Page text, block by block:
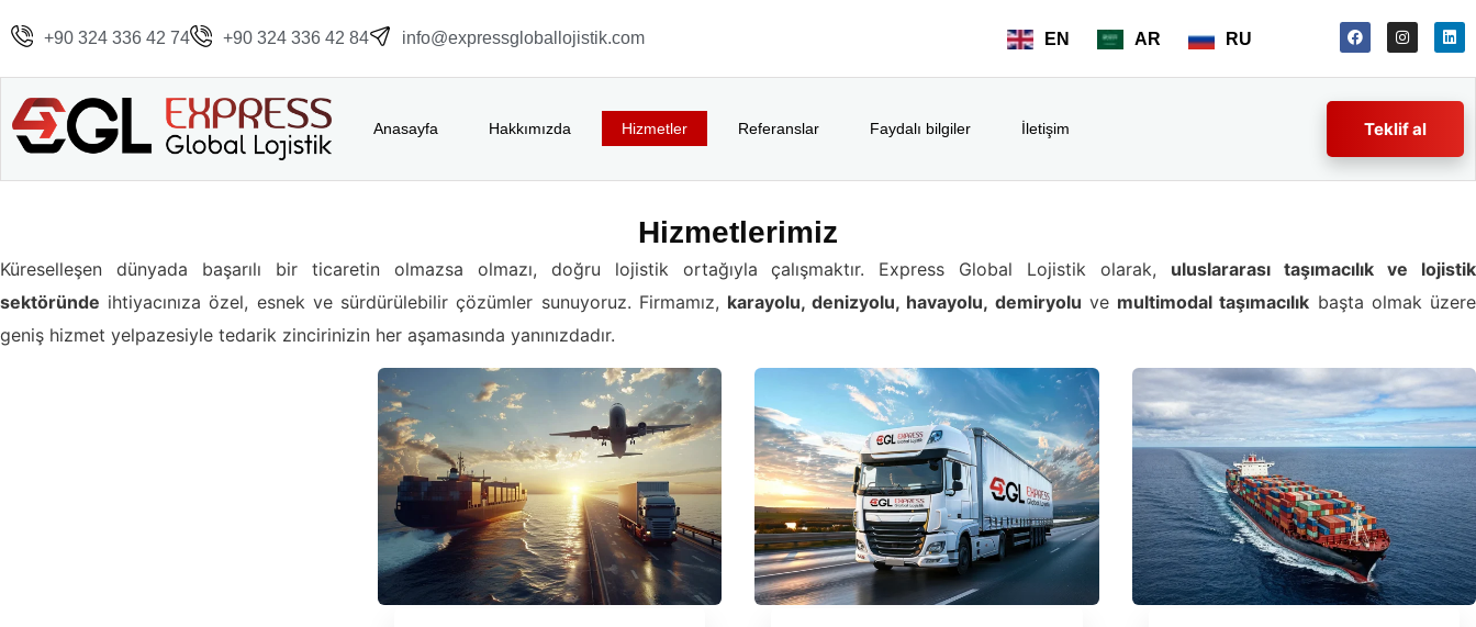
+90 324 336 42 74 +90 324 336 42 84 info@expressgloballojistik.com EN AR RU
Anasayfa Hakkımızda Hizmetler Referanslar Faydalı bilgiler İletişim Teklif al
Hizmetlerimiz
Küreselleşen dünyada başarılı bir ticaretin olmazsa olmazı, doğru lojistik ortağıyla çalışmaktır. Express Global Lojistik olarak, uluslararası taşımacılık ve lojistik
sektöründe ihtiyacınıza özel, esnek ve sürdürülebilir çözümler sunuyoruz. Firmamız, karayolu, denizyolu, havayolu, demiryolu ve multimodal taşımacılık başta olmak üzere
geniş hizmet yelpazesiyle tedarik zincirinizin her aşamasında yanınızdadır.